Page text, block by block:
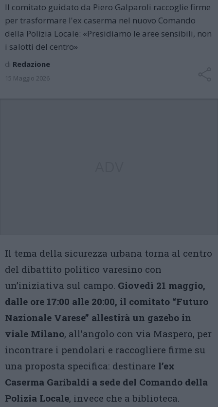
Il comitato guidato da Piero Galparoli raccoglie firme
per trasformare l'ex caserma nel nuovo Comando
della Polizia Locale: «Presidiamo le aree sensibili, non
i salotti del centro»
di Redazione
15 Maggio 2026
Il tema della sicurezza urbana torna al centro
del dibattito politico varesino con
un’iniziativa sul campo. Giovedì 21 maggio,
dalle ore 17:00 alle 20:00, il comitato “Futuro
Nazionale Varese” allestirà un gazebo in
viale Milano, all’angolo con via Maspero, per
incontrare i pendolari e raccogliere firme su
una proposta specifica: destinare l’ex
Caserma Garibaldi a sede del Comando della
Polizia Locale, invece che a biblioteca.